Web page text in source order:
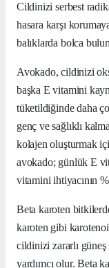
Cildinizi serbest
hasara karşı
balıklarda bolca
Avokado, cildinizi
başka E vitamini
tüketildiğinde daha
genç ve sağlıklı
kolajen oluşturmak
avokado; günlük E
vitamini ihtiyacının
Beta karoten
karoten gibi
cildinizi zararlı güneş
yardımcı olur. Beta